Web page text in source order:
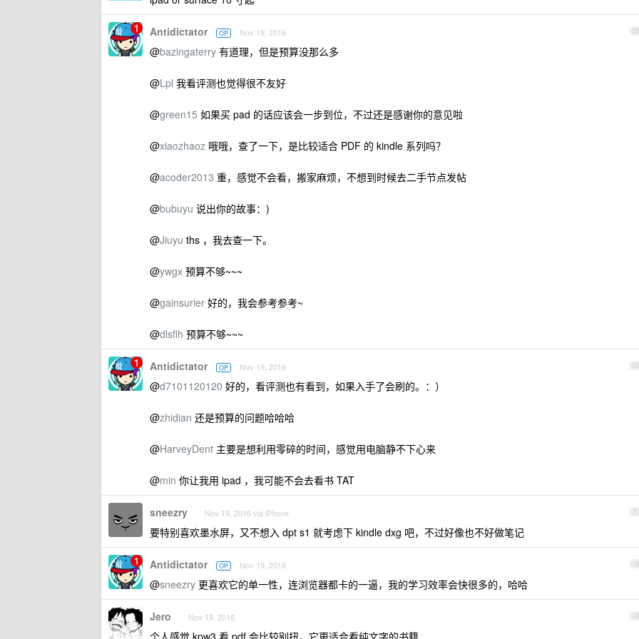
25
Antidictator OP Nov 19, 2016
@bazingaterry 有道理，但是预算没那么多
@Lpl 我看评测也觉得很不友好
@green15 如果买 pad 的话应该会一步到位，不过还是感谢你的意见啦
@xiaozhaoz 哦哦，查了一下，是比较适合 PDF 的 kindle 系列吗？
@acoder2013 重，感觉不会看，搬家麻烦，不想到时候去二手节点发帖
@bubuyu 说出你的故事：)
@Jiuyu ths ，我去查一下。
@ywgx 预算不够~~~
@gainsurier 好的，我会参考参考~
@dlsflh 预算不够~~~
26
Antidictator OP Nov 19, 2016
@d7101120120 好的，看评测也有看到，如果入手了会刷的。：）
@zhidian 还是预算的问题哈哈哈
@HarveyDent 主要是想利用零碎的时间，感觉用电脑静不下心来
@min 你让我用 ipad ，我可能不会去看书 TAT
27
sneezry Nov 19, 2016 via iPhone
要特别喜欢墨水屏，又不想入 dpt s1 就考虑下 kindle dxg 吧，不过好像也不好做笔记
28
Antidictator OP Nov 19, 2016
@sneezry 更喜欢它的单一性，连浏览器都卡的一逼，我的学习效率会快很多的，哈哈
29
Jero Nov 19, 2016
个人感觉 kpw3 看 pdf 会比较别扭，它更适合看纯文字的书籍